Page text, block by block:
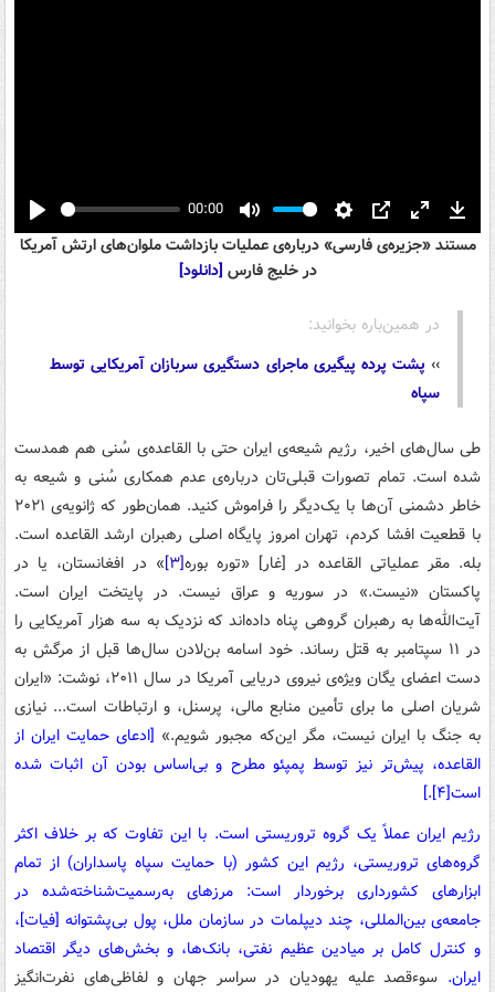
Play
00:00
Mute Settings
PIP Enter
fullscreen
مستند «جزیره‌ی فارسی» درباره‌ی عملیات بازداشت ملوان‌های ارتش آمریکا
در خلیج فارس [دانلود]
در همین‌باره بخوانید:
›› پشت پرده پیگیری ماجرای دستگیری سربازان آمریکایی توسط
سپاه
طی سال‌های اخیر، رژیم شیعه‌ی ایران حتی با القاعده‌ی سُنی هم همدست
شده است. تمام تصورات قبلی‌تان درباره‌ی عدم همکاری سُنی و شیعه به
خاطر دشمنی آن‌ها با یک‌دیگر را فراموش کنید. همان‌طور که ژانویه‌ی ۲۰۲۱
با قطعیت افشا کردم، تهران امروز پایگاه اصلی رهبران ارشد القاعده است.
بله. مقر عملیاتی القاعده در [غار] «توره بوره[۳]» در افغانستان، یا در
پاکستان «نیست.» در سوریه و عراق نیست. در پایتخت ایران است.
آیت‌الله‌ها به رهبران گروهی پناه داده‌اند که نزدیک به سه هزار آمریکایی را
در ۱۱ سپتامبر به قتل رساند. خود اسامه بن‌لادن سال‌ها قبل از مرگش به
دست اعضای یگان ویژه‌ی نیروی دریایی آمریکا در سال ۲۰۱۱، نوشت: «ایران
شریان اصلی ما برای تأمین منابع مالی، پرسنل، و ارتباطات است... نیازی
به جنگ با ایران نیست، مگر این‌که مجبور شویم.» [ادعای حمایت ایران از
القاعده، پیش‌تر نیز توسط پمپئو مطرح و بی‌اساس بودن آن اثبات شده
است[۴].]
رژیم ایران عملاً یک گروه تروریستی است. با این تفاوت که بر خلاف اکثر
گروه‌های تروریستی، رژیم این کشور (با حمایت سپاه پاسداران) از تمام
ابزارهای کشورداری برخوردار است: مرزهای به‌رسمیت‌شناخته‌شده در
جامعه‌ی بین‌المللی، چند دیپلمات در سازمان ملل، پول بی‌پشتوانه [فیات]،
و کنترل کامل بر میادین عظیم نفتی، بانک‌ها، و بخش‌های دیگر اقتصاد
ایران. سوءقصد علیه یهودیان در سراسر جهان و لفاظی‌های نفرت‌انگیز